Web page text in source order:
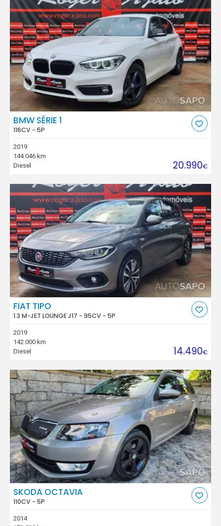
BMW SÉRIE 1
116CV - 5P
2019
144.046 km
Diesel
20.990€
FIAT TIPO
1.3 M-JET LOUNGE J17 - 95CV - 5P
2019
142.000 km
Diesel
14.490€
SKODA OCTAVIA
110CV - 5P
2014